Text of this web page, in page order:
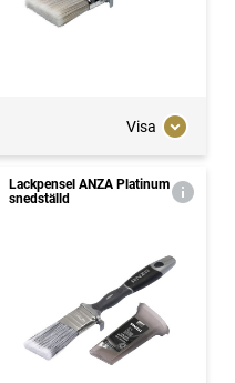
Visa
Lackpensel ANZA Platinum
snedställd